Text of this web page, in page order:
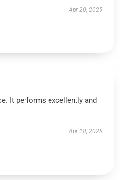
Apr 20, 2025
It performs excellently and
Apr 18, 2025